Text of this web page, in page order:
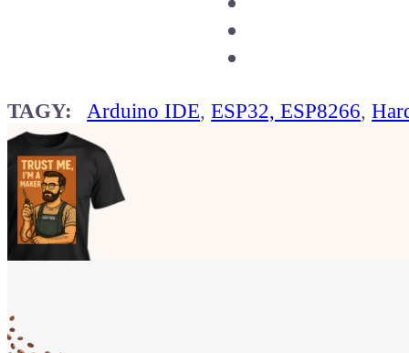
TAGY: Arduino IDE,ESP32, ESP8266,
že jsi Maker!